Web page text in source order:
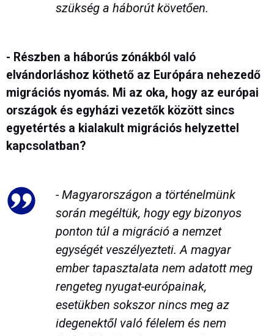
szükség a háborút követően.
- Részben a háborús zónákból való
elvándorláshoz köthető az Európára nehezedő
migrációs nyomás. Mi az oka, hogy az európai
országok és egyházi vezetők között sincs
egyetértés a kialakult migrációs helyzettel
kapcsolatban?
- Magyarországon a történelmünk
során megéltük, hogy egy bizonyos
ponton túl a migráció a nemzet
egységét veszélyezteti. A magyar
ember tapasztalata nem adatott meg
rengeteg nyugat-európainak,
esetükben sokszor nincs meg az
idegenektől való félelem és nem